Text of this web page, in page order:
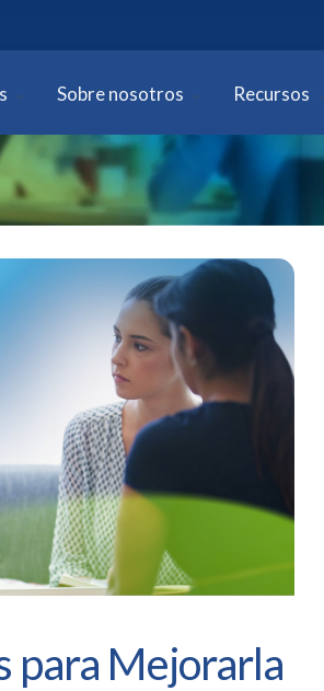
Sobre nosotros Recursos
para Mejorarla